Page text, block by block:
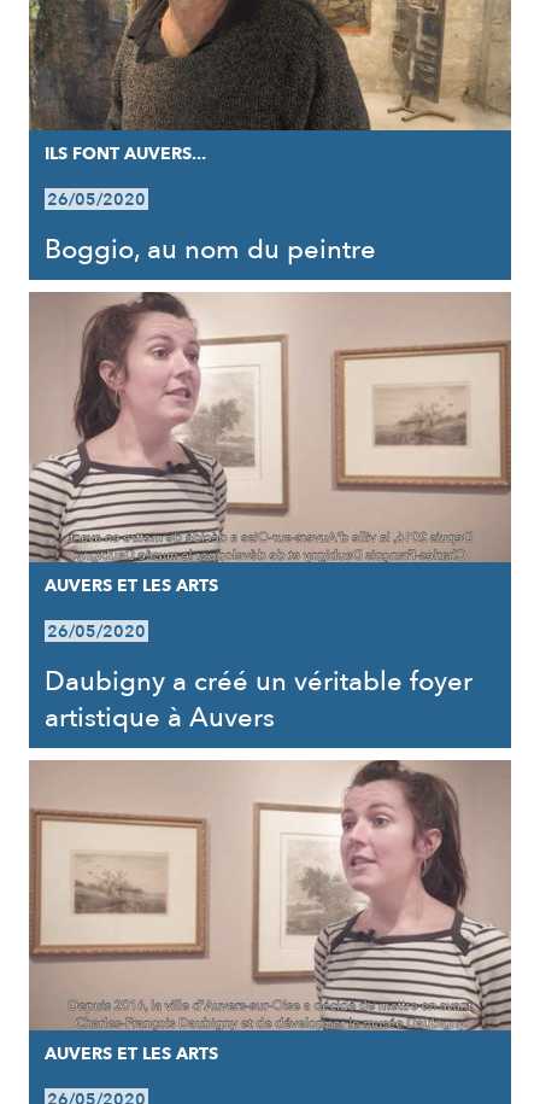
ILS FONT AUVERS...
26/05/2020
Boggio, au nom du peintre
AUVERS ET LES ARTS
26/05/2020
Daubigny a créé un véritable foyer
artistique à Auvers
AUVERS ET LES ARTS